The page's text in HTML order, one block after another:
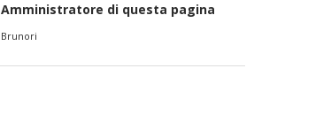
Amministratore di questa pagina
Brunori